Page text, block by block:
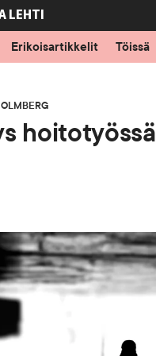
LEHTI
Erikoisartikkelit Töissä
hoitotyössä